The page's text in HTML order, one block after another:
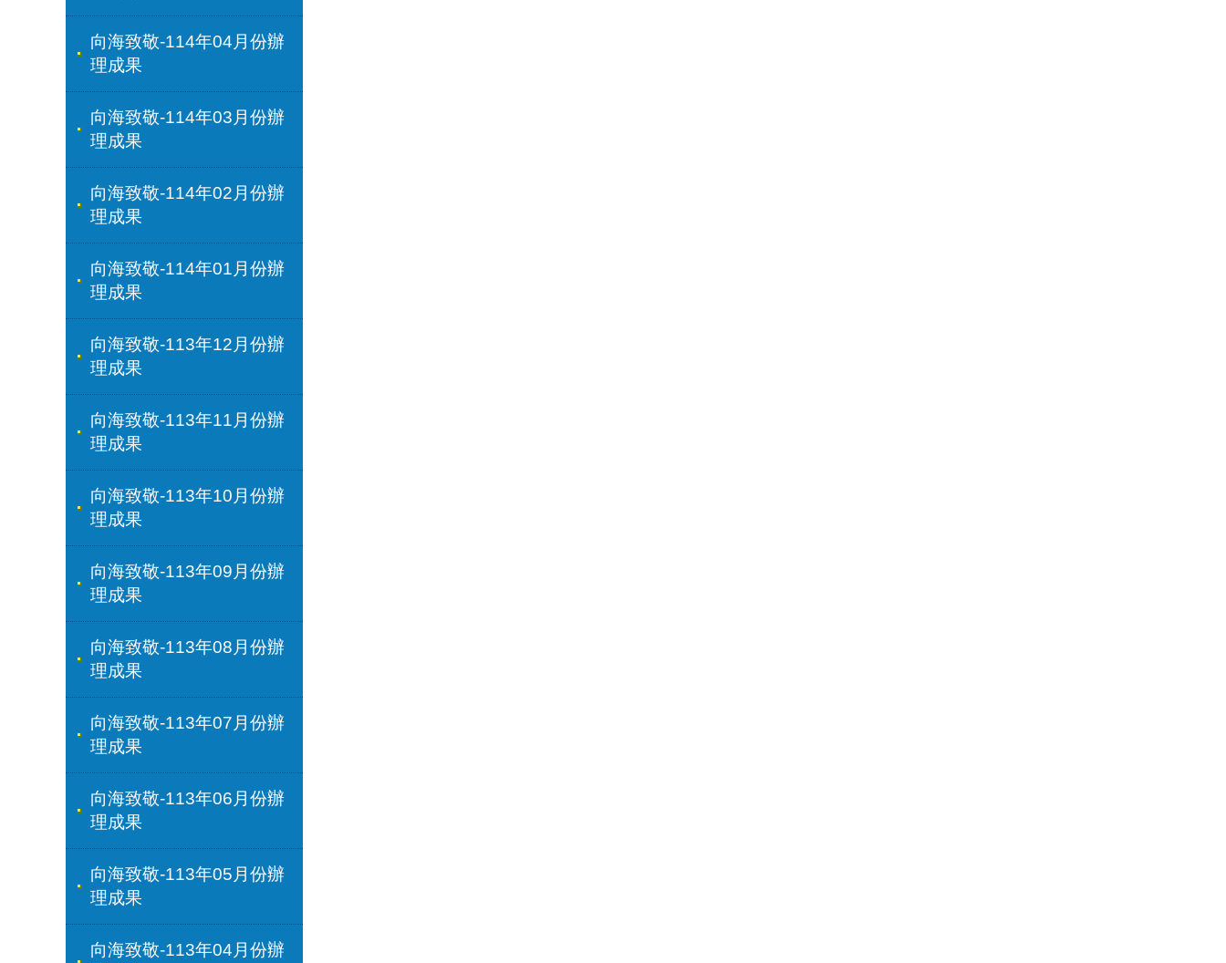
向海致敬-114年04月份辦
理成果
向海致敬-114年03月份辦
理成果
向海致敬-114年02月份辦
理成果
向海致敬-114年01月份辦
理成果
向海致敬-113年12月份辦
理成果
向海致敬-113年11月份辦
理成果
向海致敬-113年10月份辦
理成果
向海致敬-113年09月份辦
理成果
向海致敬-113年08月份辦
理成果
向海致敬-113年07月份辦
理成果
向海致敬-113年06月份辦
理成果
向海致敬-113年05月份辦
理成果
向海致敬-113年04月份辦